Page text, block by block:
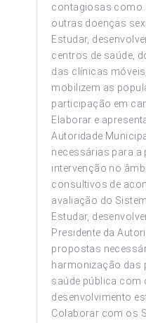
contagiosas como
outras doenças
Estudar,
centros de saúde,
das clínicas
mobilizem as
participação em
Elaborar e
Autoridade
necessárias para a
intervenção no
consultivos de
avaliação do
Estudar,
Presidente da
propostas
harmonização das
saúde pública com
desenvolvimento
Colaborar com os